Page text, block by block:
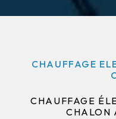
CHAUFFAGE
CHAUFFAGE
CHALON